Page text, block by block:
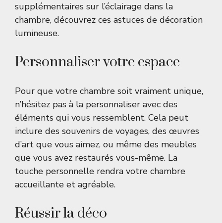
supplémentaires sur l’éclairage dans la
chambre, découvrez ces astuces de décoration
lumineuse.
Personnaliser votre espace
Pour que votre chambre soit vraiment unique,
n’hésitez pas à la personnaliser avec des
éléments qui vous ressemblent. Cela peut
inclure des souvenirs de voyages, des œuvres
d’art que vous aimez, ou même des meubles
que vous avez restaurés vous-même. La
touche personnelle rendra votre chambre
accueillante et agréable.
Réussir la déco